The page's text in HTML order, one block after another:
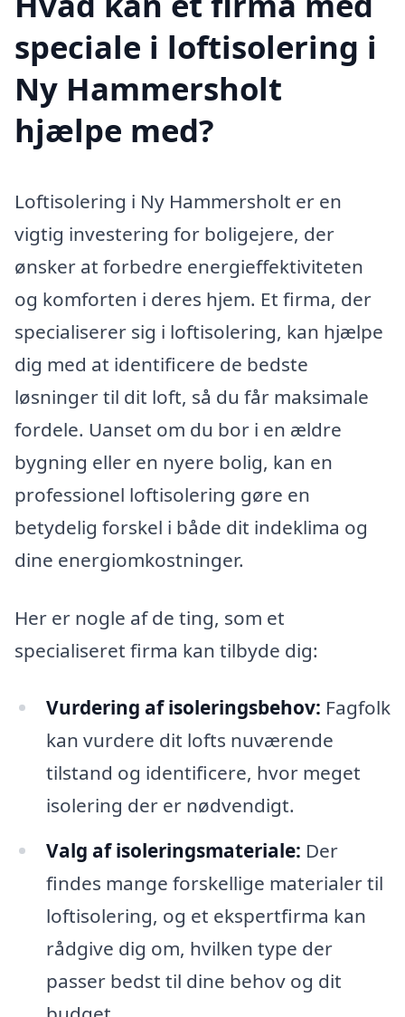
speciale i loftisolering i
Ny Hammersholt
hjælpe med?
Loftisolering i Ny Hammersholt er en
vigtig investering for boligejere, der
ønsker at forbedre energieffektiviteten
og komforten i deres hjem. Et firma, der
specialiserer sig i loftisolering, kan hjælpe
dig med at identificere de bedste
løsninger til dit loft, så du får maksimale
fordele. Uanset om du bor i en ældre
bygning eller en nyere bolig, kan en
professionel loftisolering gøre en
betydelig forskel i både dit indeklima og
dine energiomkostninger.
Her er nogle af de ting, som et
specialiseret firma kan tilbyde dig:
Vurdering af isoleringsbehov: Fagfolk
kan vurdere dit lofts nuværende
tilstand og identificere, hvor meget
isolering der er nødvendigt.
Valg af isoleringsmateriale: Der
findes mange forskellige materialer til
loftisolering, og et ekspertfirma kan
rådgive dig om, hvilken type der
passer bedst til dine behov og dit